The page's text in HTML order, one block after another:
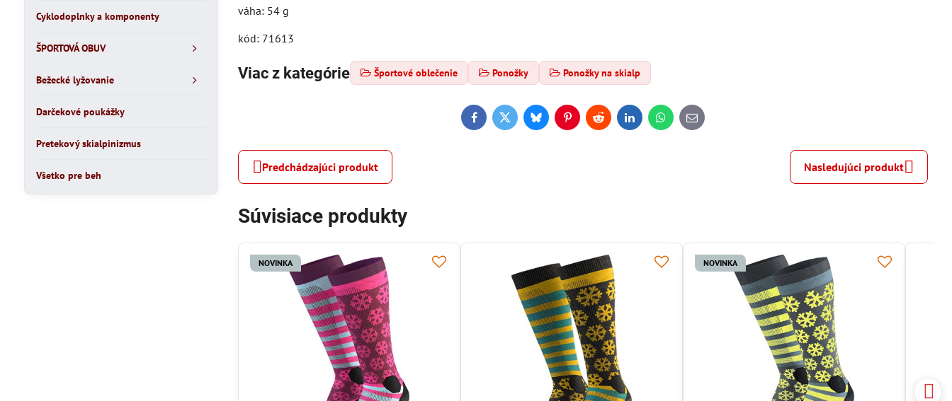
váha: 54 g
kód: 71613
Viac z kategórie Športové oblečenie Ponožky Ponožky na skialp
FacebookTwitterBlueskyPinterestRedditLinkedInWhatsApp
E-
mail
Predchádzajúci produkt Nasledujúci produkt
Súvisiace produkty
NOVINKA NOVINKA
Cyklodoplnky a komponenty
ŠPORTOVÁ OBUV
Bežecké lyžovanie
Darčekové poukážky
Pretekový skialpinizmus
Všetko pre beh